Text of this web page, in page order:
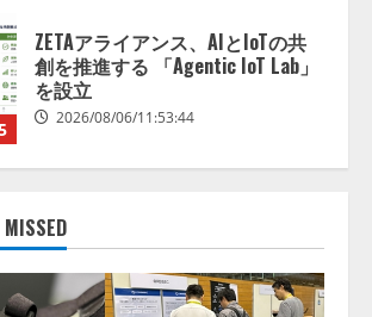
ZETAアライアンス、AIとIoTの共
創を推進する 「Agentic IoT Lab」
を設立
2026/08/06/11:53:44
「TinhVan Technologies JSC.」と業
務提携
2026/08/06/14:54:32
MISSED